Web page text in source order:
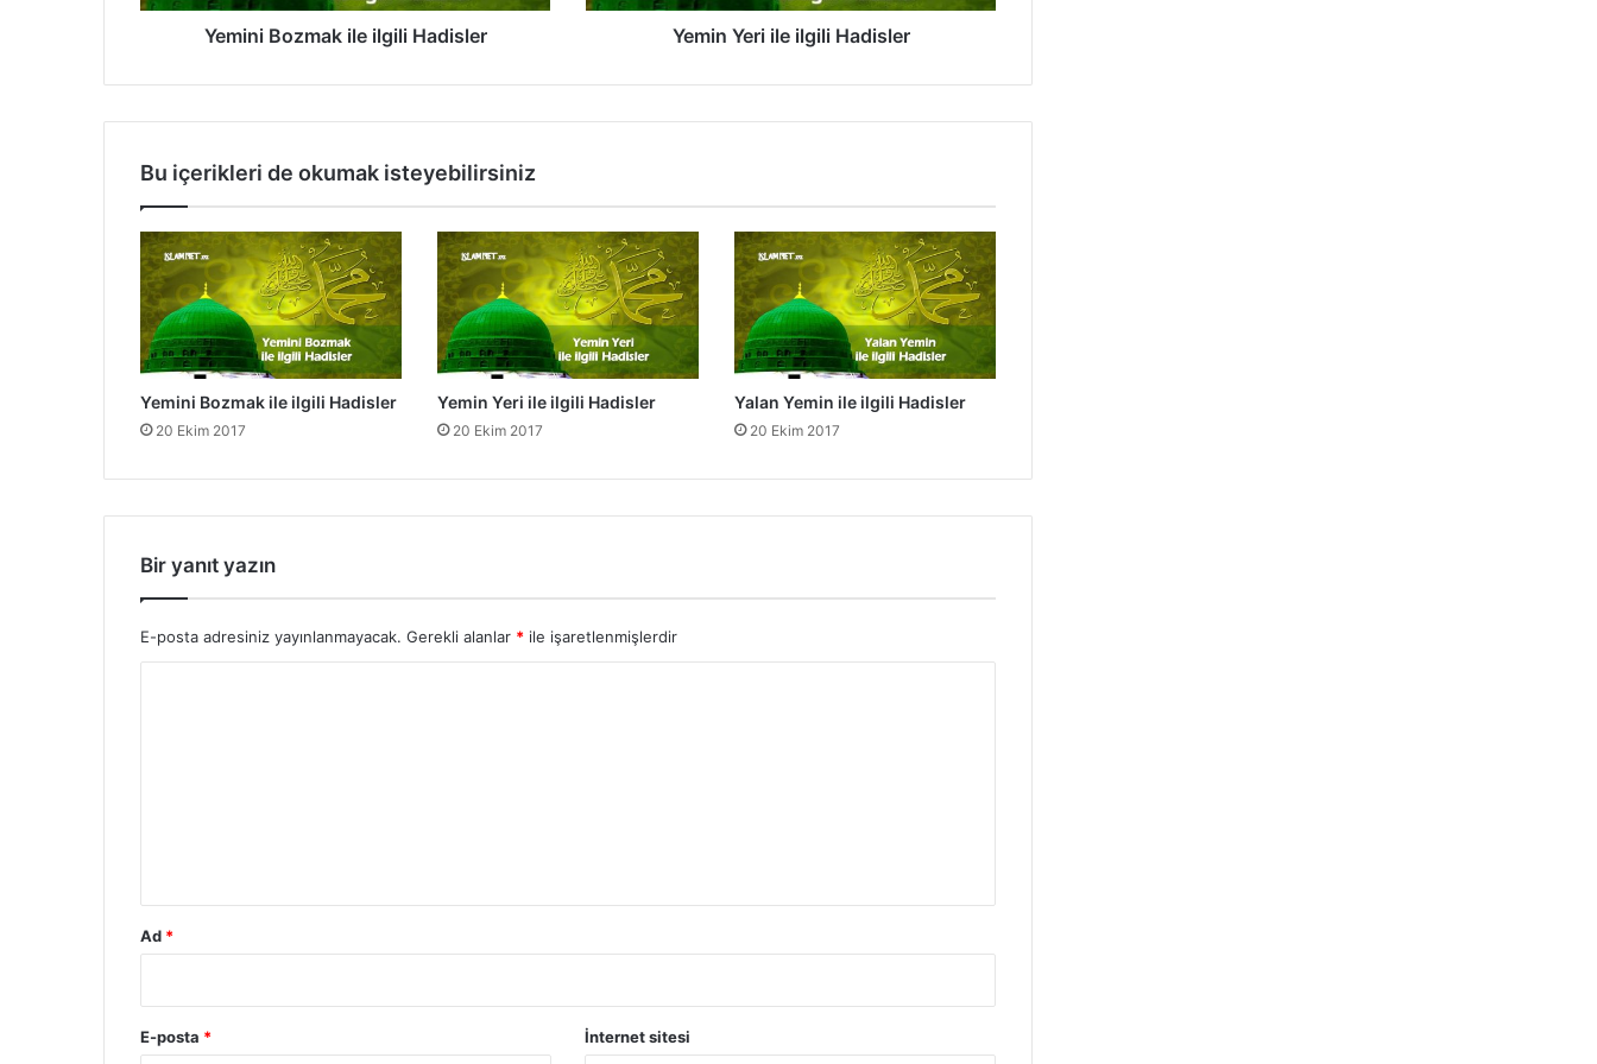
z
k
i
l
g
i
i
H
a
i
s
e
Yemini Bozmak ile ilgili Hadisler
i
e
l
i
H
a
d
i
s
l
e
Yemin Yeri ile ilgili Hadisler
Bu içerikleri de okumak isteyebilirsiniz
Yemini Bozmak ile ilgili Hadisler
20 Ekim 2017
Yemin Yeri ile ilgili Hadisler
20 Ekim 2017
Yalan Yemin ile ilgili Hadisler
20 Ekim 2017
Bir yanıt yazın
E-posta adresiniz yayınlanmayacak. Gerekli alanlar * ile işaretlenmişlerdir
Ad *
E-posta * İnternet sitesi